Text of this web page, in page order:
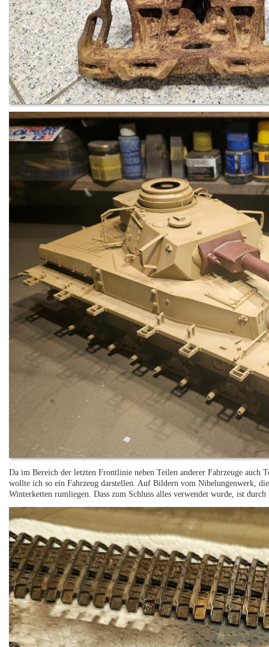
Da im Bereich der letzten Frontlinie neben Teilen anderer Fahrzeuge auch
wollte ich so ein Fahrzeug darstellen. Auf Bildern vom Nibelungenwerk,
Winterketten rumliegen. Dass zum Schluss alles verwendet wurde, ist